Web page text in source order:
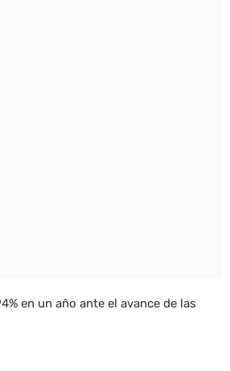
en un año ante el avance de las